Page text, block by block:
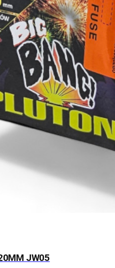
JW05